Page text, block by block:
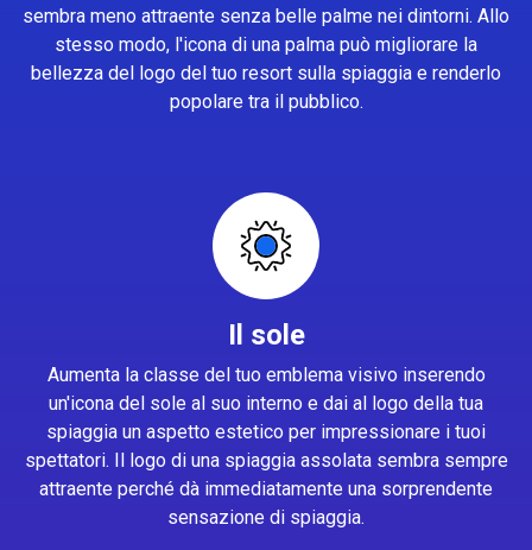
sembra meno attraente senza belle palme nei dintorni. Allo
stesso modo, l'icona di una palma può migliorare la
bellezza del logo del tuo resort sulla spiaggia e renderlo
popolare tra il pubblico.
Il sole
Aumenta la classe del tuo emblema visivo inserendo
un'icona del sole al suo interno e dai al logo della tua
spiaggia un aspetto estetico per impressionare i tuoi
spettatori. Il logo di una spiaggia assolata sembra sempre
attraente perché dà immediatamente una sorprendente
sensazione di spiaggia.